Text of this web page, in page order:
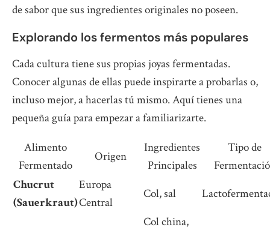
de sabor que sus ingredientes originales no poseen.
Explorando los fermentos más populares
Cada cultura tiene sus propias joyas fermentadas.
Conocer algunas de ellas puede inspirarte a probarlas o,
incluso mejor, a hacerlas tú mismo. Aquí tienes una
pequeña guía para empezar a familiarizarte.
Alimento
Fermentado
Origen
Ingredientes
Principales
Tipo de
Chucrut
(Sauerkraut)
Europa
Central
Col, sal
Col china,